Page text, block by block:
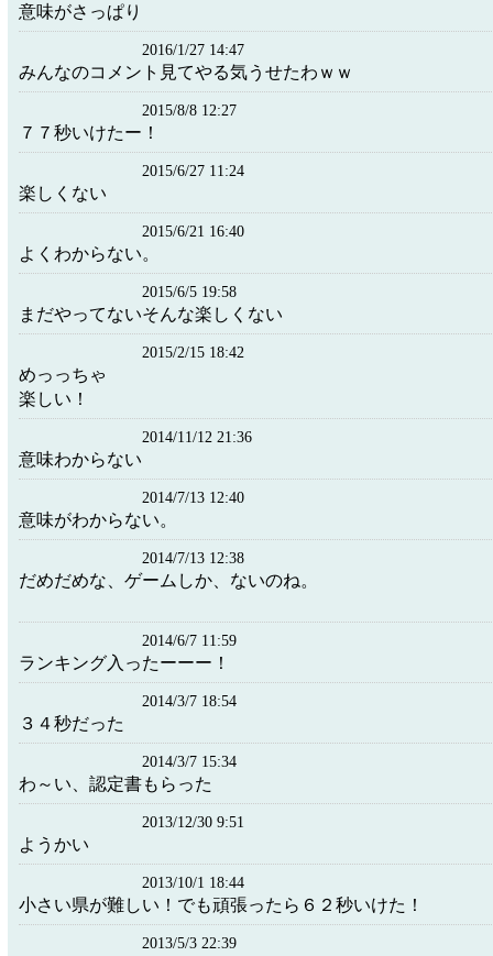
意味がさっぱり
2016/1/27 14:47
みんなのコメント見てやる気うせたわｗｗ
2015/8/8 12:27
７７秒いけたー！
2015/6/27 11:24
楽しくない
2015/6/21 16:40
よくわからない。
2015/6/5 19:58
まだやってないそんな楽しくない
2015/2/15 18:42
めっっちゃ
楽しい！
2014/11/12 21:36
意味わからない
2014/7/13 12:40
意味がわからない。
2014/7/13 12:38
だめだめな、ゲームしか、ないのね。
2014/6/7 11:59
ランキング入ったーーー！
2014/3/7 18:54
３４秒だった
2014/3/7 15:34
わ～い、認定書もらった
2013/12/30 9:51
ようかい
2013/10/1 18:44
小さい県が難しい！でも頑張ったら６２秒いけた！
2013/5/3 22:39